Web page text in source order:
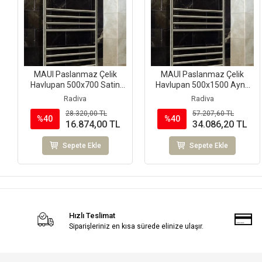
MAUI Paslanmaz Çelik
Havlupan 500x700 Satin
Polisaj
Radiva
%40
28.320,00 TL
16.874,00 TL
Sepete Ekle
MAUI Paslanmaz Çelik
Havlupan 500x1500 Ayna
Polisaj
Radiva
%40
57.207,60 TL
34.086,20 TL
Sepete Ekle
Hızlı Teslimat
Siparişleriniz en kısa sürede elinize ulaşır.